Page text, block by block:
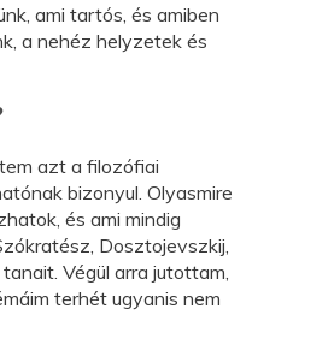
ami tartós, és amiben
a nehéz helyzetek és
azt a filozófiai
bizonyul. Olyasmire
és ami mindig
Dosztojevszkij,
Végül arra jutottam,
terhét ugyanis nem